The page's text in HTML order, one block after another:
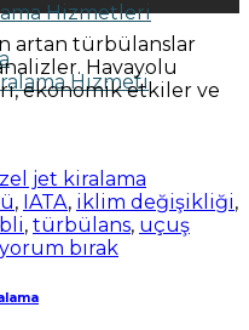
Hizmetleri
Hizmeti
artan türbülanslar
Havayolu
ekonomik etkiler ve
jet kiralama
, IATA, iklim değişikliği,
, türbülans, uçuş
bırak